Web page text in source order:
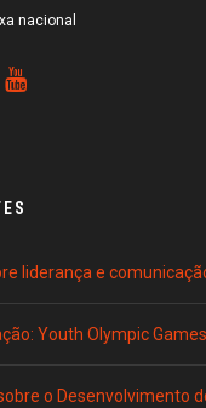
nacional
liderança e
Youth Olympic
o Desenvolvimento